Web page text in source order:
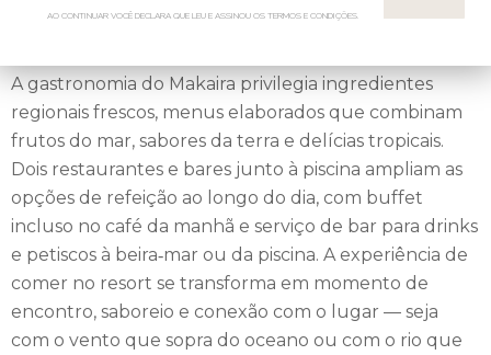
convencional, convidando à contemplação, ao bem‑estar e
cada olhar, a natureza revela novas cores, texturas e
possibilidades de ser vivida.
A gastronomia do Makaira privilegia ingredientes
regionais frescos, menus elaborados que combinam
frutos do mar, sabores da terra e delícias tropicais.
Dois restaurantes e bares junto à piscina ampliam as
opções de refeição ao longo do dia, com buffet
incluso no café da manhã e serviço de bar para drinks
e petiscos à beira‑mar ou da piscina. A experiência de
comer no resort se transforma em momento de
encontro, saboreio e conexão com o lugar — seja
com o vento que sopra do oceano ou com o rio que
AO CONTINUAR VOCÊ DECLARA QUE LEU E ASSINOU OS TERMOS E CONDIÇÕES.